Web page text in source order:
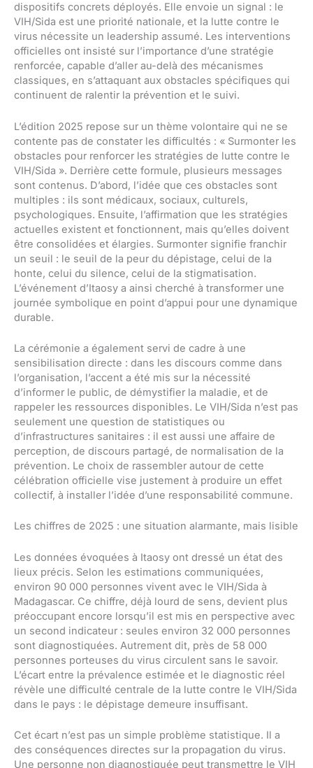
dispositifs concrets déployés. Elle envoie un signal : le
VIH/Sida est une priorité nationale, et la lutte contre le
virus nécessite un leadership assumé. Les interventions
officielles ont insisté sur l’importance d’une stratégie
renforcée, capable d’aller au-delà des mécanismes
classiques, en s’attaquant aux obstacles spécifiques qui
continuent de ralentir la prévention et le suivi.
L’édition 2025 repose sur un thème volontaire qui ne se
contente pas de constater les difficultés : « Surmonter les
obstacles pour renforcer les stratégies de lutte contre le
VIH/Sida ». Derrière cette formule, plusieurs messages
sont contenus. D’abord, l’idée que ces obstacles sont
multiples : ils sont médicaux, sociaux, culturels,
psychologiques. Ensuite, l’affirmation que les stratégies
actuelles existent et fonctionnent, mais qu’elles doivent
être consolidées et élargies. Surmonter signifie franchir
un seuil : le seuil de la peur du dépistage, celui de la
honte, celui du silence, celui de la stigmatisation.
L’événement d’Itaosy a ainsi cherché à transformer une
journée symbolique en point d’appui pour une dynamique
durable.
La cérémonie a également servi de cadre à une
sensibilisation directe : dans les discours comme dans
l’organisation, l’accent a été mis sur la nécessité
d’informer le public, de démystifier la maladie, et de
rappeler les ressources disponibles. Le VIH/Sida n’est pas
seulement une question de statistiques ou
d’infrastructures sanitaires : il est aussi une affaire de
perception, de discours partagé, de normalisation de la
prévention. Le choix de rassembler autour de cette
célébration officielle vise justement à produire un effet
collectif, à installer l’idée d’une responsabilité commune.
Les chiffres de 2025 : une situation alarmante, mais lisible
Les données évoquées à Itaosy ont dressé un état des
lieux précis. Selon les estimations communiquées,
environ 90 000 personnes vivent avec le VIH/Sida à
Madagascar. Ce chiffre, déjà lourd de sens, devient plus
préoccupant encore lorsqu’il est mis en perspective avec
un second indicateur : seules environ 32 000 personnes
sont diagnostiquées. Autrement dit, près de 58 000
personnes porteuses du virus circulent sans le savoir.
L’écart entre la prévalence estimée et le diagnostic réel
révèle une difficulté centrale de la lutte contre le VIH/Sida
dans le pays : le dépistage demeure insuffisant.
Cet écart n’est pas un simple problème statistique. Il a
des conséquences directes sur la propagation du virus.
Une personne non diagnostiquée peut transmettre le VIH